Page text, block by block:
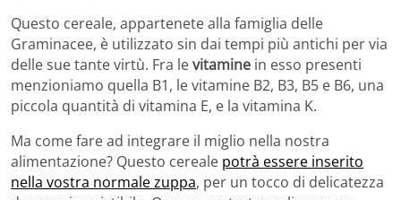
Questo cereale, appartenete alla famiglia delle
Graminacee, è utilizzato sin dai tempi più antichi per via
delle sue tante virtù. Fra levitamine in esso presenti
menzioniamo quella B1, le vitamine B2, B3, B5 e B6, una
piccola quantità di vitamina E, e la vitamina K.
Ma come fare ad integrare il miglio nella nostra
alimentazione? Questo cereale potrà essere inserito
nella vostra normale zuppa, per un tocco di delicatezza